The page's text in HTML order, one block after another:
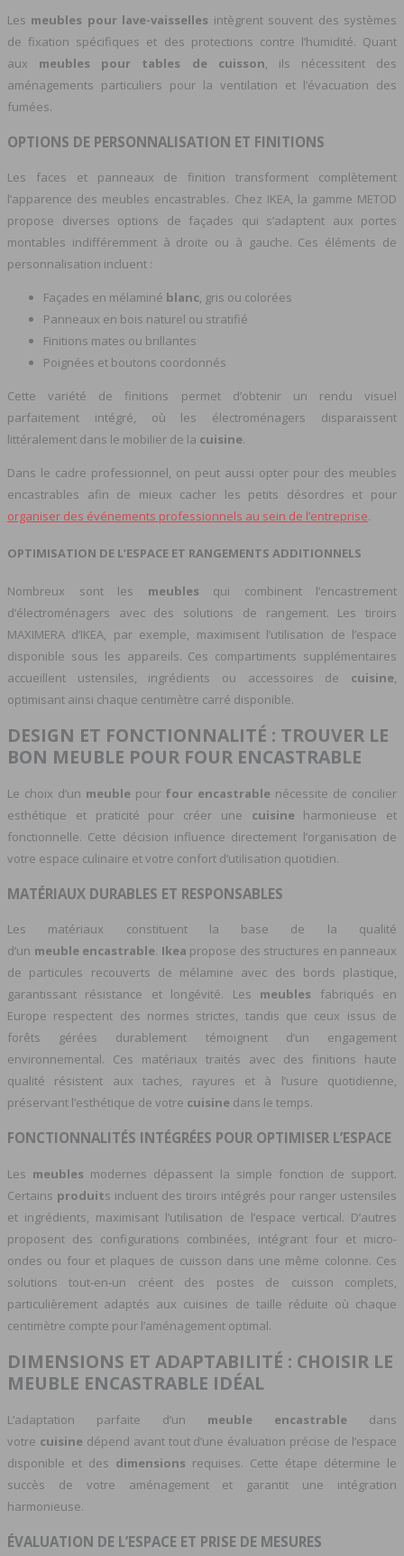
Les meubles pour lave-vaisselles intègrent souvent des systèmes
de fixation spécifiques et des protections contre l’humidité. Quant
aux meubles pour tables de cuisson , ils nécessitent des
aménagements particuliers pour la ventilation et l’évacuation des
fumées.
OPTIONS DE PERSONNALISATION ET FINITIONS
Les faces et panneaux de finition transforment complètement
l’apparence des meubles encastrables. Chez IKEA, la gamme METOD
propose diverses options de façades qui s’adaptent aux portes
montables indifféremment à droite ou à gauche. Ces éléments de
personnalisation incluent :
Façades en mélaminé blanc, gris ou colorées
Panneaux en bois naturel ou stratifié
Finitions mates ou brillantes
Poignées et boutons coordonnés
Cette variété de finitions permet d’obtenir un rendu visuel
parfaitement intégré, où les électroménagers disparaissent
littéralement dans le mobilier de la cuisine.
Dans le cadre professionnel, on peut aussi opter pour des meubles
encastrables afin de mieux cacher les petits désordres et pour
organiser des événements professionnels au sein de l’entreprise.
OPTIMISATION DE L’ESPACE ET RANGEMENTS ADDITIONNELS
Nombreux sont les meubles qui combinent l’encastrement
d’électroménagers avec des solutions de rangement. Les tiroirs
MAXIMERA d’IKEA, par exemple, maximisent l’utilisation de l’espace
disponible sous les appareils. Ces compartiments supplémentaires
accueillent ustensiles, ingrédients ou accessoires de cuisine
optimisant ainsi chaque centimètre carré disponible.
DESIGN ET FONCTIONNALITÉ : TROUVER LE
BON MEUBLE POUR FOUR ENCASTRABLE
Le choix d’un meublepour four encastrable nécessite de concilier
esthétique et praticité pour créer une cuisineharmonieuse et
fonctionnelle. Cette décision influence directement l’organisation de
votre espace culinaire et votre confort d’utilisation quotidien.
MATÉRIAUX DURABLES ET RESPONSABLES
Les matériaux constituent la base de la qualité
d’un meuble encastrable. Ikea propose des structures en panneaux
de particules recouverts de mélamine avec des bords plastique,
garantissant résistance et longévité. Les meubles fabriqués en
Europe respectent des normes strictes, tandis que ceux issus de
forêts gérées durablement témoignent d’un engagement
environnemental. Ces matériaux traités avec des finitions haute
qualité résistent aux taches, rayures et à l’usure quotidienne,
préservant l’esthétique de votre cuisine dans le temps.
FONCTIONNALITÉS INTÉGRÉES POUR OPTIMISER L’ESPACE
Les meubles modernes dépassent la simple fonction de support.
Certains produits incluent des tiroirs intégrés pour ranger ustensiles
et ingrédients, maximisant l’utilisation de l’espace vertical. D’autres
proposent des configurations combinées, intégrant four et micro-
ondes ou four et plaques de cuisson dans une même colonne. Ces
solutions tout-en-un créent des postes de cuisson complets,
particulièrement adaptés aux cuisines de taille réduite où chaque
centimètre compte pour l’aménagement optimal.
DIMENSIONS ET ADAPTABILITÉ : CHOISIR LE
MEUBLE ENCASTRABLE IDÉAL
L’adaptation parfaite d’un meuble encastrable dans
votre cuisinedépend avant tout d’une évaluation précise de l’espace
disponible et des dimensions requises. Cette étape détermine le
succès de votre aménagement et garantit une intégration
harmonieuse.
ÉVALUATION DE L’ESPACE ET PRISE DE MESURES